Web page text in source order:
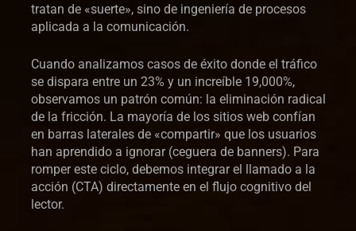
tratan de «suerte», sino de ingeniería de procesos
aplicada a la comunicación.
Cuando analizamos casos de éxito donde el tráfico
se dispara entre un 23% y un increíble 19,000%,
observamos un patrón común: la eliminación radical
de la fricción. La mayoría de los sitios web confían
en barras laterales de «compartir» que los usuarios
han aprendido a ignorar (ceguera de banners). Para
romper este ciclo, debemos integrar el llamado a la
acción (CTA) directamente en el flujo cognitivo del
lector.